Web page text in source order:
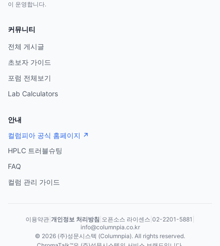
이 운영합니다.
커뮤니티
전체 게시글
초보자 가이드
포럼 전체보기
Lab Calculators
안내
컬럼피아 공식 홈페이지 ↗
HPLC 트러블슈팅
FAQ
컬럼 관리 가이드
이용약관 개인정보 처리방침 오픈소스 라이센스 02-2201-5881
info@columnpia.co.kr
© 2026 (주)성문시스텍 (Columnpia). All rights reserved.